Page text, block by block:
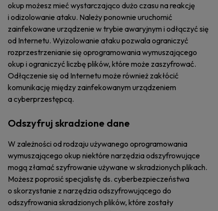
okup możesz mieć wystarczająco dużo czasu na reakcję
i odizolowanie ataku. Należy ponownie uruchomić
zainfekowane urządzenie w trybie awaryjnym i odłączyć się
od Internetu. Wyizolowanie ataku pozwala ograniczyć
rozprzestrzenianie się oprogramowania wymuszającego
okup i ograniczyć liczbę plików, które może zaszyfrować.
Odłączenie się od Internetu może również zakłócić
komunikację między zainfekowanym urządzeniem
a cyberprzestępcą.
Odszyfruj skradzione dane
W zależności od rodzaju używanego oprogramowania
wymuszającego okup niektóre narzędzia odszyfrowujące
mogą złamać szyfrowanie używane w skradzionych plikach.
Możesz poprosić specjalistę ds. cyberbezpieczeństwa
o skorzystanie z narzędzia odszyfrowującego do
odszyfrowania skradzionych plików, które zostały